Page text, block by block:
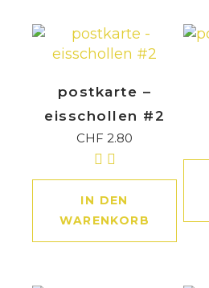
postkarte –
eisschollen #2
CHF 2.80
IN DEN
WARENKORB